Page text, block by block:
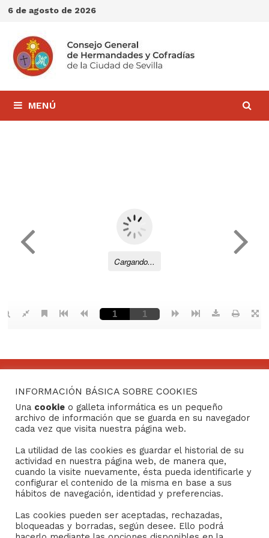
Saltar
contenido
6 de agosto de 2026
MENÚ
CONTACTO
Consejo General de Hermandades y Cofradías de la
ciudad de Sevilla
C/ San Gregorio 26. 41004- Sevilla
(+34) 954 21 59 27
boletin@hermandades-de-sevilla.org
INFORMACIÓN BÁSICA SOBRE COOKIES
Una cookie o galleta informática es un pequeño
archivo de información que se guarda en su navegador
cada vez que visita nuestra página web.
La utilidad de las cookies es guardar el historial de su
actividad en nuestra página web, de manera que,
cuando la visite nuevamente, ésta pueda identificarle y
configurar el contenido de la misma en base a sus
hábitos de navegación, identidad y preferencias.
Las cookies pueden ser aceptadas, rechazadas,
bloqueadas y borradas, según desee. Ello podrá